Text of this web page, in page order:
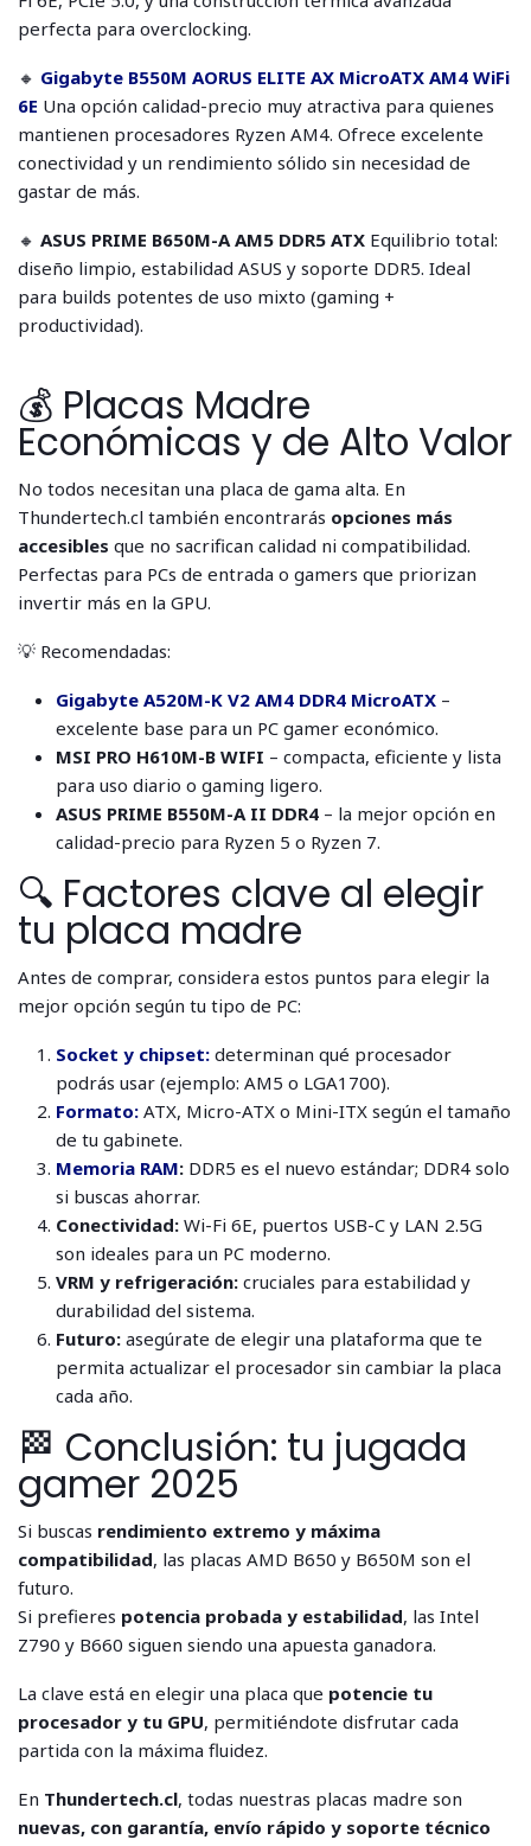
perfecta para overclocking.
🔸 Gigabyte B550M AORUS ELITE AX MicroATX AM4 WiFi
6E Una opción calidad-precio muy atractiva para quienes
mantienen procesadores Ryzen AM4. Ofrece excelente
conectividad y un rendimiento sólido sin necesidad de
gastar de más.
🔸ASUS PRIME B650M-A AM5 DDR5 ATX Equilibrio total:
diseño limpio, estabilidad ASUS y soporte DDR5. Ideal
para builds potentes de uso mixto (gaming +
productividad).
💰 Placas Madre
Económicas y de Alto Valor
No todos necesitan una placa de gama alta. En
Thundertech.cl también encontrarás opciones más
accesibles que no sacrifican calidad ni compatibilidad.
Perfectas para PCs de entrada o gamers que priorizan
invertir más en la GPU.
💡 Recomendadas:
Gigabyte A520M-K V2 AM4 DDR4 MicroATX –
excelente base para un PC gamer económico.
MSI PRO H610M-B WIFI – compacta, eficiente y lista
para uso diario o gaming ligero.
ASUS PRIME B550M-A II DDR4 – la mejor opción en
calidad-precio para Ryzen 5 o Ryzen 7.
🔍 Factores clave al elegir
tu placa madre
Antes de comprar, considera estos puntos para elegir la
mejor opción según tu tipo de PC:
Socket y chipset: determinan qué procesador
podrás usar (ejemplo: AM5 o LGA1700).
Formato: ATX, Micro-ATX o Mini-ITX según el tamaño
de tu gabinete.
Memoria RAM: DDR5 es el nuevo estándar; DDR4 solo
si buscas ahorrar.
Conectividad: Wi-Fi 6E, puertos USB-C y LAN 2.5G
son ideales para un PC moderno.
VRM y refrigeración: cruciales para estabilidad y
durabilidad del sistema.
Futuro: asegúrate de elegir una plataforma que te
permita actualizar el procesador sin cambiar la placa
cada año.
🏁 Conclusión: tu jugada
gamer 2025
Si buscas rendimiento extremo y máxima
compatibilidad, las placas AMD B650 y B650M son el
futuro.
Si prefieres potencia probada y estabilidad, las Intel
Z790 y B660 siguen siendo una apuesta ganadora.
La clave está en elegir una placa que potencie tu
procesador y tu GPU, permitiéndote disfrutar cada
partida con la máxima fluidez.
En Thundertech.cl, todas nuestras placas madre son
nuevas, con garantía, envío rápido y soporte técnico